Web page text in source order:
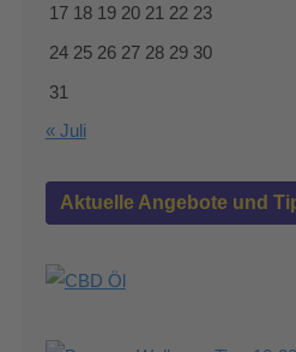
17 18 19 20 21 22 23
24 25 26 27 28 29 30
31
« Juli
Aktuelle Angebote und